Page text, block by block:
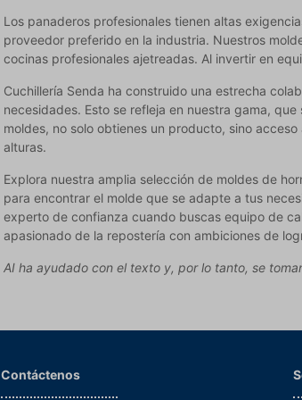
Los panaderos profesionales tienen altas
proveedor preferido en la industria. Nuestros
cocinas profesionales ajetreadas. Al invertir en
Cuchillería Senda ha construido una estrecha
necesidades. Esto se refleja en nuestra gama,
moldes, no solo obtienes un producto, sino
alturas.
Explora nuestra amplia selección de moldes de
para encontrar el molde que se adapte a tus
experto de confianza cuando buscas equipo de
apasionado de la repostería con ambiciones de
AI ha ayudado con el texto y, por lo tanto, se
Contáctenos